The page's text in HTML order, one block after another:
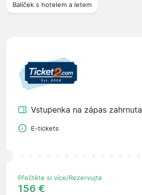
Balíček s hotelem a letem
Vstupenka na zápas zahrnuta
E-tickets
Přečtěte si více/Rezervujte
156 €